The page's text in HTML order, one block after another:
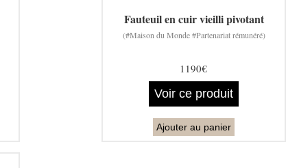
Fauteuil en cuir vieilli pivotant
(#Maison du Monde #Partenariat rémunéré)
1190€
Voir ce produit
Ajouter au panier